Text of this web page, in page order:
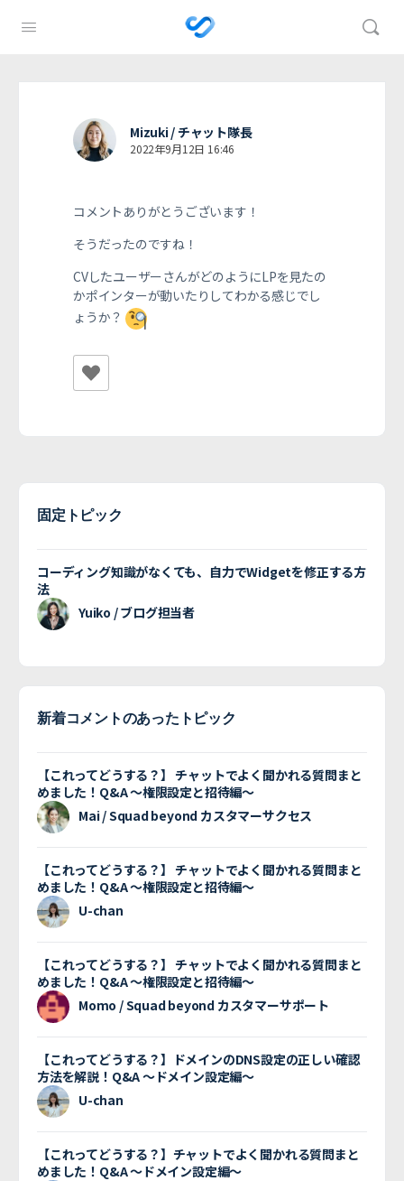
Mizuki / チャット隊長
2022年9月12日 16:46
コメントありがとうございます！
そうだったのですね！
CVしたユーザーさんがどのようにLPを見たの
かポインターが動いたりしてわかる感じでし
ょうか？
固定トピック
コーディング知識がなくても、自力でWidgetを修正する方
法
Yuiko / ブログ担当者
新着コメントのあったトピック
【これってどうする？】 チャットでよく聞かれる質問まと
めました！Q&A 〜権限設定と招待編〜
Mai / Squad beyond カスタマーサクセス
【これってどうする？】 チャットでよく聞かれる質問まと
めました！Q&A 〜権限設定と招待編〜
U-chan
【これってどうする？】 チャットでよく聞かれる質問まと
めました！Q&A 〜権限設定と招待編〜
Momo / Squad beyond カスタマーサポート
【これってどうする？】ドメインのDNS設定の正しい確認
方法を解説！Q&A 〜ドメイン設定編〜
U-chan
【これってどうする？】チャットでよく聞かれる質問まと
めました！Q&A 〜ドメイン設定編〜